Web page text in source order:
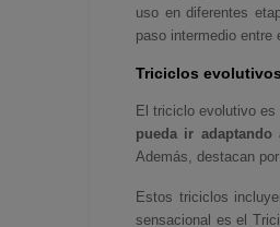
uso en diferentes
paso intermedio entre
Triciclos
Eltriciclo evolutivo es
pueda ir
Además, destacan
Estos triciclos
sensacional es el